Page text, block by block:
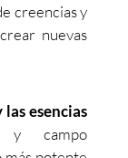
creencias y
nuevas
esencias
y campo